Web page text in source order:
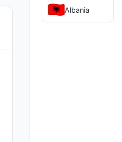
Albania